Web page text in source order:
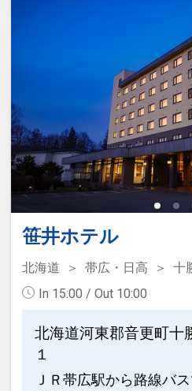
笹井ホテル
北海道 帯広・日高
十
In 15:00 / Out 10:00
北海道河東郡音更町十
１
ＪＲ帯広駅から路線バ